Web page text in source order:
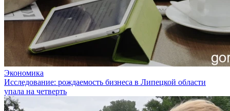
Экономика
Исследование: рождаемость бизнеса в Липецкой области
упала на четверть